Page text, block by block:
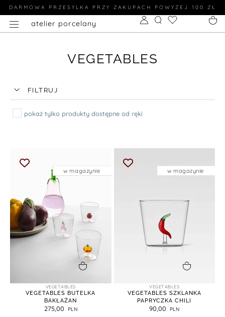
DARMOWA PRZESYLKA PRZY ZAKUPACH POWYŻEJ 100 ZŁ
atelier porcelany
VEGETABLES
FILTRUJ
pokaż tylko produkty dostępne od ręki
VEGETABLES
VEGETABLES BUTELKA
BAKŁAŻAN
275,00
w magazynie
VEGETABLES
VEGETABLES SZKLANKA
PAPRYCZKA CHILI
90,00
w magazynie